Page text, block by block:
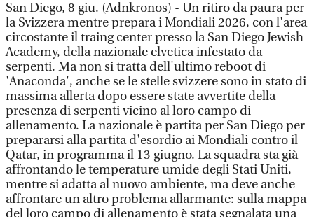
San Diego, 8 giu. (Adnkronos) - Un ritiro da paura per
la Svizzera mentre prepara i Mondiali 2026, con l'area
circostante il traing center presso la San Diego Jewish
Academy, della nazionale elvetica infestato da
serpenti. Ma non si tratta dell'ultimo reboot di
'Anaconda', anche se le stelle svizzere sono in stato di
massima allerta dopo essere state avvertite della
presenza di serpenti vicino al loro campo di
allenamento. La nazionale è partita per San Diego per
prepararsi alla partita d'esordio ai Mondiali contro il
Qatar, in programma il 13 giugno. La squadra sta già
affrontando le temperature umide degli Stati Uniti,
mentre si adatta al nuovo ambiente, ma deve anche
affrontare un altro problema allarmante: sulla mappa
del loro campo di allenamento è stata segnalata una